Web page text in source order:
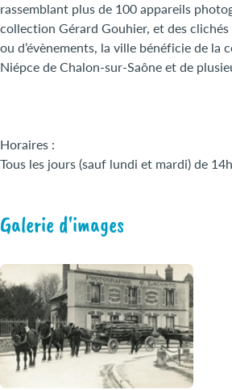
rassemblant plus de 100 appareils
collection Gérard Gouhier, et des
ou d’évènements, la ville bénéficie de la
Niépce de Chalon-sur-Saône et de
Horaires :
Tous les jours (sauf lundi et mardi) de
Galerie d'images